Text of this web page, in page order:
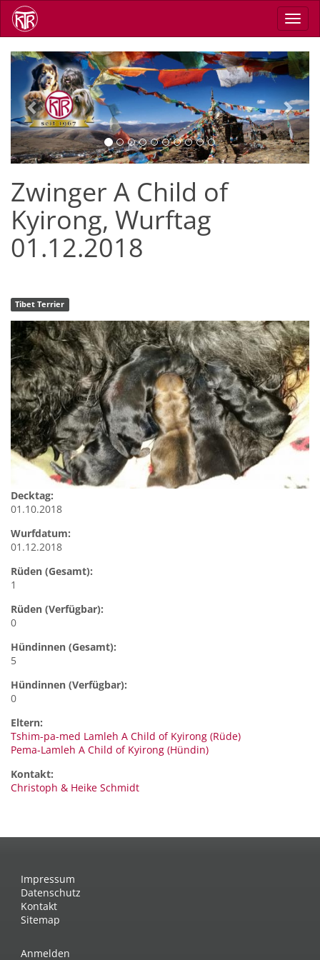
Direkt
zum
Inhalt
Previous Next
Zwinger A Child of
Kyirong, Wurftag
01.12.2018
Tibet Terrier
Decktag:
01.10.2018
Wurfdatum:
01.12.2018
Rüden (Gesamt):
1
Rüden (Verfügbar):
0
Hündinnen (Gesamt):
5
Hündinnen (Verfügbar):
0
Eltern:
Tshim-pa-med Lamleh A Child of Kyirong (Rüde)
Pema-Lamleh A Child of Kyirong (Hündin)
Kontakt:
Christoph & Heike Schmidt
Impressum
Datenschutz
Kontakt
Sitemap
Anmelden